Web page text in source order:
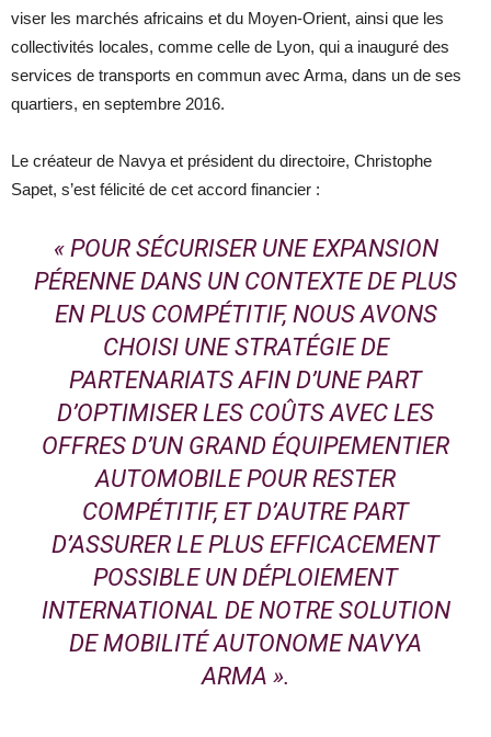
viser les marchés africains et du Moyen-Orient, ainsi que les
collectivités locales, comme celle de Lyon, qui a inauguré des
services de transports en commun avec Arma, dans un de ses
quartiers, en septembre 2016.
Le créateur de Navya et président du directoire, Christophe
Sapet, s’est félicité de cet accord financier :
« POUR SÉCURISER UNE EXPANSION
PÉRENNE DANS UN CONTEXTE DE PLUS
EN PLUS COMPÉTITIF, NOUS AVONS
CHOISI UNE STRATÉGIE DE
PARTENARIATS AFIN D’UNE PART
D’OPTIMISER LES COÛTS AVEC LES
OFFRES D’UN GRAND ÉQUIPEMENTIER
AUTOMOBILE POUR RESTER
COMPÉTITIF, ET D’AUTRE PART
D’ASSURER LE PLUS EFFICACEMENT
POSSIBLE UN DÉPLOIEMENT
INTERNATIONAL DE NOTRE SOLUTION
DE MOBILITÉ AUTONOME NAVYA
ARMA ».